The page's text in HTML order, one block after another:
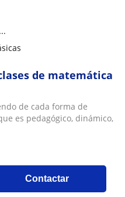
de matemática
de cada forma de
es pedagógico, dinámico,
Contactar